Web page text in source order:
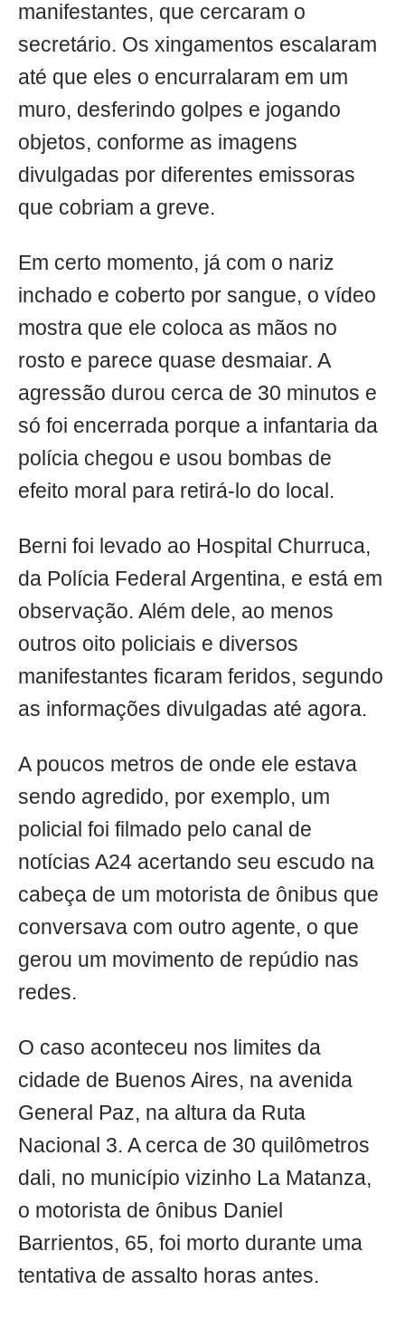
manifestantes, que cercaram o
secretário. Os xingamentos escalaram
até que eles o encurralaram em um
muro, desferindo golpes e jogando
objetos, conforme as imagens
divulgadas por diferentes emissoras
que cobriam a greve.
Em certo momento, já com o nariz
inchado e coberto por sangue, o vídeo
mostra que ele coloca as mãos no
rosto e parece quase desmaiar. A
agressão durou cerca de 30 minutos e
só foi encerrada porque a infantaria da
polícia chegou e usou bombas de
efeito moral para retirá-lo do local.
Berni foi levado ao Hospital Churruca,
da Polícia Federal Argentina, e está em
observação. Além dele, ao menos
outros oito policiais e diversos
manifestantes ficaram feridos, segundo
as informações divulgadas até agora.
A poucos metros de onde ele estava
sendo agredido, por exemplo, um
policial foi filmado pelo canal de
notícias A24 acertando seu escudo na
cabeça de um motorista de ônibus que
conversava com outro agente, o que
gerou um movimento de repúdio nas
redes.
O caso aconteceu nos limites da
cidade de Buenos Aires, na avenida
General Paz, na altura da Ruta
Nacional 3. A cerca de 30 quilômetros
dali, no município vizinho La Matanza,
o motorista de ônibus Daniel
Barrientos, 65, foi morto durante uma
tentativa de assalto horas antes.